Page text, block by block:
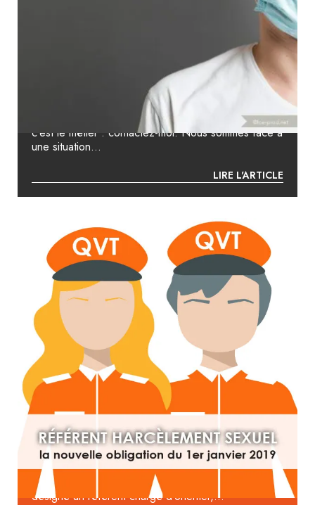
SOS COVID 19 – FAIRE ACCOMPAGNER
VOS COLLABORATEURS POUR LES AIDER
À AFFRONTER CETTE SITUATION
Faites confiance à un psychologue du travail dont
c’est le métier : contactez-moi. Nous sommes face à
une situation...
LIRE L'ARTICLE
RÉFÉRENT HARCÈLEMENT SEXUEL : LA
NOUVELLE OBLIGATION DU 1ER JANVIER
2019
« À compter du 1er janvier 2019, dans toute
entreprise employant au moins 250 salariés est
désigné un référent chargé d’orienter,...